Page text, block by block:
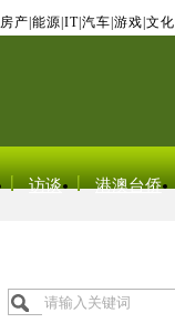
房产 能源 IT| 汽车 游戏 文化
访谈 港澳台侨